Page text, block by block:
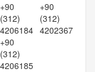
+90
(312)
4206184
+90
(312)
4206185
+90
(312)
4202367